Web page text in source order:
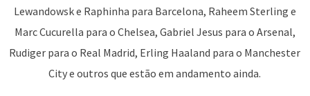
Lewandowsk e Raphinha para Barcelona, Raheem Sterling e
Marc Cucurella para o Chelsea, Gabriel Jesus para o Arsenal,
Rudiger para o Real Madrid, Erling Haaland para o Manchester
City e outros que estão em andamento ainda.